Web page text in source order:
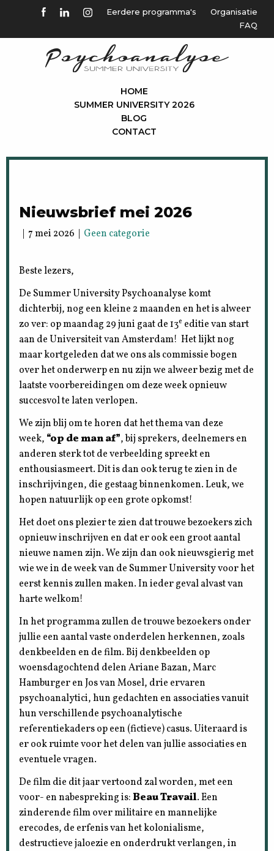
Eerdere programma's
Organisatie
FAQ
HOME
SUMMER UNIVERSITY 2026
BLOG
CONTACT
Nieuwsbrief mei 2026
| 7 mei 2026 | Geen categorie
Beste lezers,
De Summer University Psychoanalyse komt
dichterbij, nog een kleine 2 maanden en het is alweer
zo ver: op maandag 29 juni gaat de 13e editie van start
aan de Universiteit van Amsterdam! Het lijkt nog
maar kortgeleden dat we ons als commissie bogen
over het onderwerp en nu zijn we alweer bezig met de
laatste voorbereidingen om deze week opnieuw
succesvol te laten verlopen.
We zijn blij om te horen dat het thema van deze
week, “op de man af”, bij sprekers, deelnemers en
anderen sterk tot de verbeelding spreekt en
enthousiasmeert. Dit is dan ook terug te zien in de
inschrijvingen, die gestaag binnenkomen. Leuk, we
hopen natuurlijk op een grote opkomst!
Het doet ons plezier te zien dat trouwe bezoekers zich
opnieuw inschrijven en dat er ook een groot aantal
nieuwe namen zijn. We zijn dan ook nieuwsgierig met
wie we in de week van de Summer University voor het
eerst kennis zullen maken. In ieder geval alvast van
harte welkom!
In het programma zullen de trouwe bezoekers onder
jullie een aantal vaste onderdelen herkennen, zoals
denkbeelden en de film. Bij denkbeelden op
woensdagochtend delen Ariane Bazan, Marc
Hamburger en Jos van Mosel, drie ervaren
psychoanalytici, hun gedachten en associaties vanuit
hun verschillende psychoanalytische
referentiekaders op een (fictieve) casus. Uiteraard is
er ook ruimte voor het delen van jullie associaties en
eventuele vragen.
De film die dit jaar vertoond zal worden, met een
voor- en nabespreking is:Beau Travail. Een
zinderende film over militaire en mannelijke
erecodes, de erfenis van het kolonialisme,
destructieve jaloezie en onderdrukt verlangen, in